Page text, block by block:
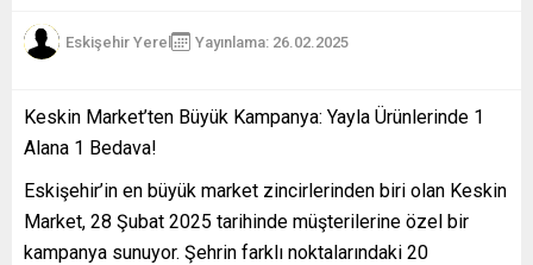
Eskişehir Yerel Yayınlama: 26.02.2025
Keskin Market’ten Büyük Kampanya: Yayla Ürünlerinde 1
Alana 1 Bedava!
Eskişehir’in en büyük market zincirlerinden biri olan Keskin
Market, 28 Şubat 2025 tarihinde müşterilerine özel bir
kampanya sunuyor. Şehrin farklı noktalarındaki 20